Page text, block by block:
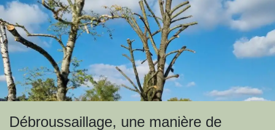
Débroussaillage, une manière de